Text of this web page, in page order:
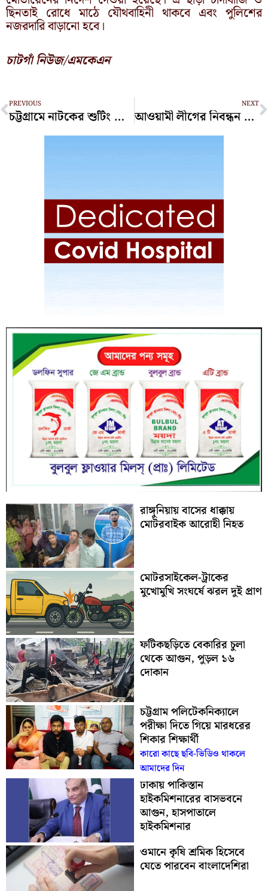
ছিনতাই রোধে মাঠে যৌথবাহিনী থাকবে এবং পুলিশের
নজরদারি বাড়ানো হবে।
চাটগাঁ নিউজ/এমকেএন
Prev
PREVIOUS
চট্টগ্রামে নাটকের শুটিং সেটে আহত অভিনেত্রী তটিনী
NEXT
আওয়ামী লীগের নিবন্ধন স্থগিত : ইসি
রাঙ্গুনিয়ায় বাসের ধাক্কায়
মোটরবাইক আরোহী নিহত
মোটরসাইকেল-ট্রাকের
মুখোমুখি সংঘর্ষে ঝরল দুই প্রাণ
ফটিকছড়িতে বেকারির চুলা
থেকে আগুন, পুড়ল ১৬
দোকান
চট্টগ্রাম পলিটেকনিক্যালে
পরীক্ষা দিতে গিয়ে মারধরের
শিকার শিক্ষার্থী
কারো কাছে ছবি-ভিডিও থাকলে
আমাদের দিন
ঢাকায় পাকিস্তান
হাইকমিশনারের বাসভবনে
আগুন, হাসপাতালে
হাইকমিশনার
ওমানে কৃষি শ্রমিক হিসেবে
যেতে পারবেন বাংলাদেশিরা